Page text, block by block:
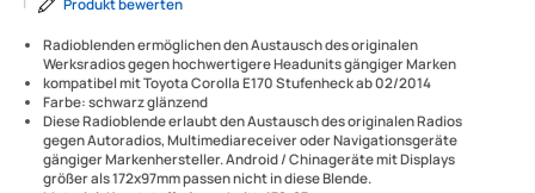
Radioblenden ermöglichen den Austausch des originalen
Werksradios gegen hochwertigere Headunits gängiger Marken
Zustand:Neu
EAN:4026724116007
|
Produkt bewerten